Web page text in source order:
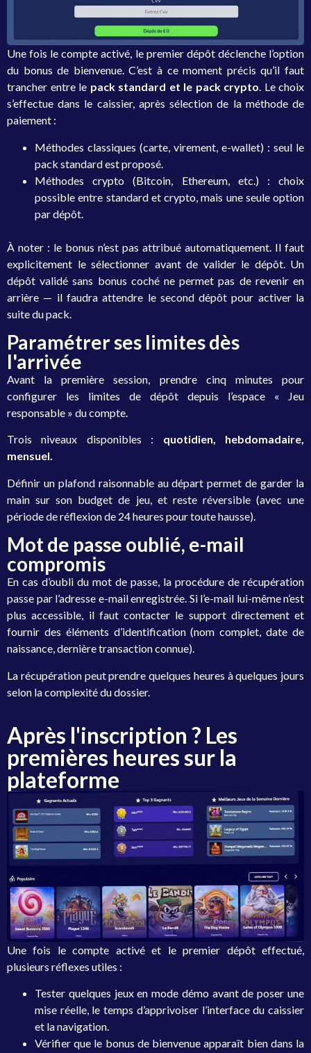
Une fois le compte activé, le premier dépôt déclenche l’option
du bonus de bienvenue. C’est à ce moment précis qu’il faut
trancher entre le pack standard et le pack crypto. Le choix
s’effectue dans le caissier, après sélection de la méthode de
paiement :
Méthodes classiques (carte, virement, e-wallet) : seul le
pack standard est proposé.
Méthodes crypto (Bitcoin, Ethereum, etc.) : choix
possible entre standard et crypto, mais une seule option
par dépôt.
À noter : le bonus n’est pas attribué automatiquement. Il faut
explicitement le sélectionner avant de valider le dépôt. Un
dépôt validé sans bonus coché ne permet pas de revenir en
arrière — il faudra attendre le second dépôt pour activer la
suite du pack.
Paramétrer ses limites dès
l'arrivée
Avant la première session, prendre cinq minutes pour
configurer les limites de dépôt depuis l’espace « Jeu
responsable » du compte.
Trois niveaux disponibles : quotidien, hebdomadaire,
mensuel.
Définir un plafond raisonnable au départ permet de garder la
main sur son budget de jeu, et reste réversible (avec une
période de réflexion de 24 heures pour toute hausse).
Mot de passe oublié, e-mail
compromis
En cas d’oubli du mot de passe, la procédure de récupération
passe par l’adresse e-mail enregistrée. Si l’e-mail lui-même n’est
plus accessible, il faut contacter le support directement et
fournir des éléments d’identification (nom complet, date de
naissance, dernière transaction connue).
La récupération peut prendre quelques heures à quelques jours
selon la complexité du dossier.
Après l'inscription ? Les
premières heures sur la
plateforme
Une fois le compte activé et le premier dépôt effectué,
plusieurs réflexes utiles :
Tester quelques jeux en mode démo avant de poser une
mise réelle, le temps d’apprivoiser l’interface du caissier
et la navigation.
Vérifier que le bonus de bienvenue apparaît bien dans la